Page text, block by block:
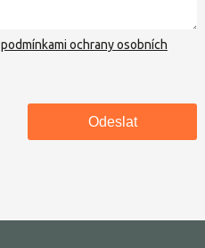
podmínkami ochrany osobních